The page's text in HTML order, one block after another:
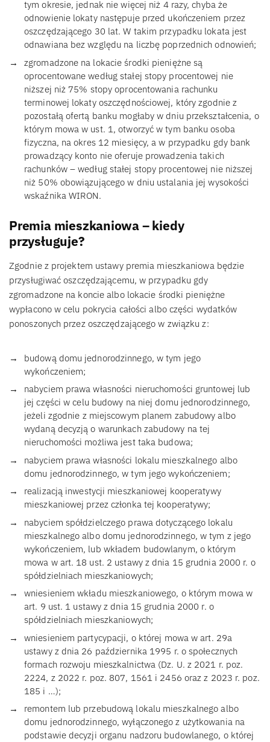
tym okresie, jednak nie więcej niż 4 razy, chyba że
odnowienie lokaty następuje przed ukończeniem przez
oszczędzającego 30 lat. W takim przypadku lokata jest
odnawiana bez względu na liczbę poprzednich odnowień;
zgromadzone na lokacie środki pieniężne są
oprocentowane według stałej stopy procentowej nie
niższej niż 75% stopy oprocentowania rachunku
terminowej lokaty oszczędnościowej, który zgodnie z
pozostałą ofertą banku mogłaby w dniu przekształcenia, o
którym mowa w ust. 1, otworzyć w tym banku osoba
fizyczna, na okres 12 miesięcy, a w przypadku gdy bank
prowadzący konto nie oferuje prowadzenia takich
rachunków – według stałej stopy procentowej nie niższej
niż 50% obowiązującego w dniu ustalania jej wysokości
wskaźnika WIRON.
Premia mieszkaniowa – kiedy
przysługuje?
Zgodnie z projektem ustawy premia mieszkaniowa będzie
przysługiwać oszczędzającemu, w przypadku gdy
zgromadzone na koncie albo lokacie środki pieniężne
wypłacono w celu pokrycia całości albo części wydatków
ponoszonych przez oszczędzającego w związku z:
budową domu jednorodzinnego, w tym jego
wykończeniem;
nabyciem prawa własności nieruchomości gruntowej lub
jej części w celu budowy na niej domu jednorodzinnego,
jeżeli zgodnie z miejscowym planem zabudowy albo
wydaną decyzją o warunkach zabudowy na tej
nieruchomości możliwa jest taka budowa;
nabyciem prawa własności lokalu mieszkalnego albo
domu jednorodzinnego, w tym jego wykończeniem;
realizacją inwestycji mieszkaniowej kooperatywy
mieszkaniowej przez członka tej kooperatywy;
nabyciem spółdzielczego prawa dotyczącego lokalu
mieszkalnego albo domu jednorodzinnego, w tym z jego
wykończeniem, lub wkładem budowlanym, o którym
mowa w art. 18 ust. 2 ustawy z dnia 15 grudnia 2000 r. o
spółdzielniach mieszkaniowych;
wniesieniem wkładu mieszkaniowego, o którym mowa w
art. 9 ust. 1 ustawy z dnia 15 grudnia 2000 r. o
spółdzielniach mieszkaniowych;
wniesieniem partycypacji, o której mowa w art. 29a
ustawy z dnia 26 października 1995 r. o społecznych
formach rozwoju mieszkalnictwa (Dz. U. z 2021 r. poz.
2224, z 2022 r. poz. 807, 1561 i 2456 oraz z 2023 r. poz.
185 i …);
remontem lub przebudową lokalu mieszkalnego albo
domu jednorodzinnego, wyłączonego z użytkowania na
podstawie decyzji organu nadzoru budowlanego, o której